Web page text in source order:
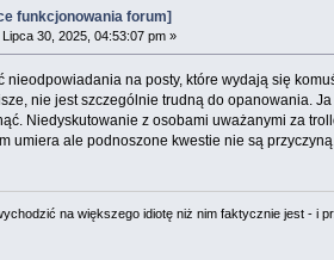
funkcjonowania forum]
Lipca 30, 2025, 04:53:07 pm »
nieodpowiadania na posty, które wydają się
nie jest szczególnie trudną do opanowania.
Niedyskutowanie z osobami uważanymi za
umiera ale podnoszone kwestie nie są przyczyną.
na większego idiotę niż nim faktycznie jest - i